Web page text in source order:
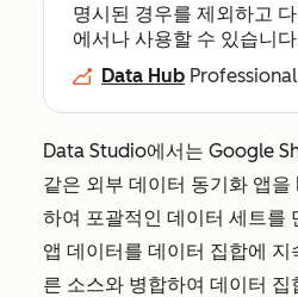
명시된 경우를 제외하고
에서나 사용할 수 있습니
Data Hub
Data Studio에서는 Google
같은 외부 데이터 동기화 앱
하여 포괄적인 데이터 세트를
앱 데이터를 데이터 집합에
른 소스와 병합하여 데이터